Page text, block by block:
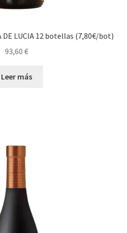
DE LUCIA 12 botellas (7,80€/bot)
93,60 €
Leer más